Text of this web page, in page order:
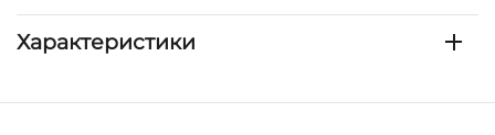
Характеристики